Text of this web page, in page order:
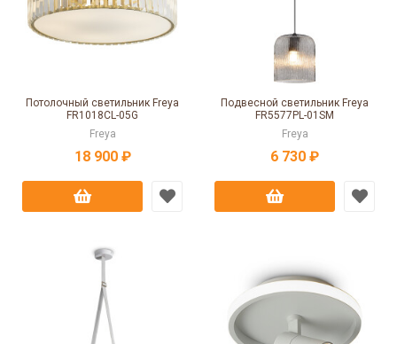
Потолочный светильник Freya
FR1018CL-05G
Freya
18 900 ₽
Подвесной светильник Freya
FR5577PL-01SM
Freya
6 730 ₽